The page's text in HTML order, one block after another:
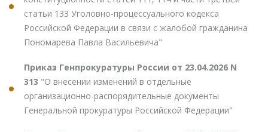
статьи 133 Уголовно-процессуального кодекса
Российской Федерации в связи с жалобой гражданина
Пономарева Павла Васильевича"
Приказ Генпрокуратуры России от 23.04.2026 N
313 "О внесении изменений в отдельные
организационно-распорядительные документы
Генеральной прокуратуры Российской Федерации"